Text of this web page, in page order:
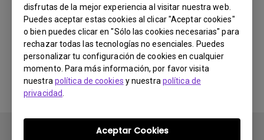
disfrutas de la mejor experiencia al visitar nuestra web.
Puedes aceptar estas cookies al clicar "Aceptar cookies"
o bien puedes clicar en "Sólo las cookies necesarias" para
rechazar todas las tecnologías no esenciales. Puedes
personalizar tu configuración de cookies en cualquier
momento. Para más información, por favor visita
nuestra política de cookies y nuestra política de
privacidad
Aceptar Cookies
¿Le ha resultado útil esta información?
Sí No